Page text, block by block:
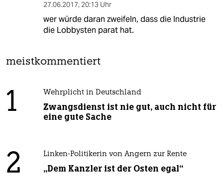
27.06.2017, 20:13 Uhr
wer würde daran zweifeln, dass die Industrie
die Lobbysten parat hat.
meistkommentiert
1 Wehrplicht in Deutschland
Zwangsdienst ist nie gut, auch nicht für
eine gute Sache
2 Linken-Politikerin von Angern zur Rente
„Dem Kanzler ist der Osten egal“